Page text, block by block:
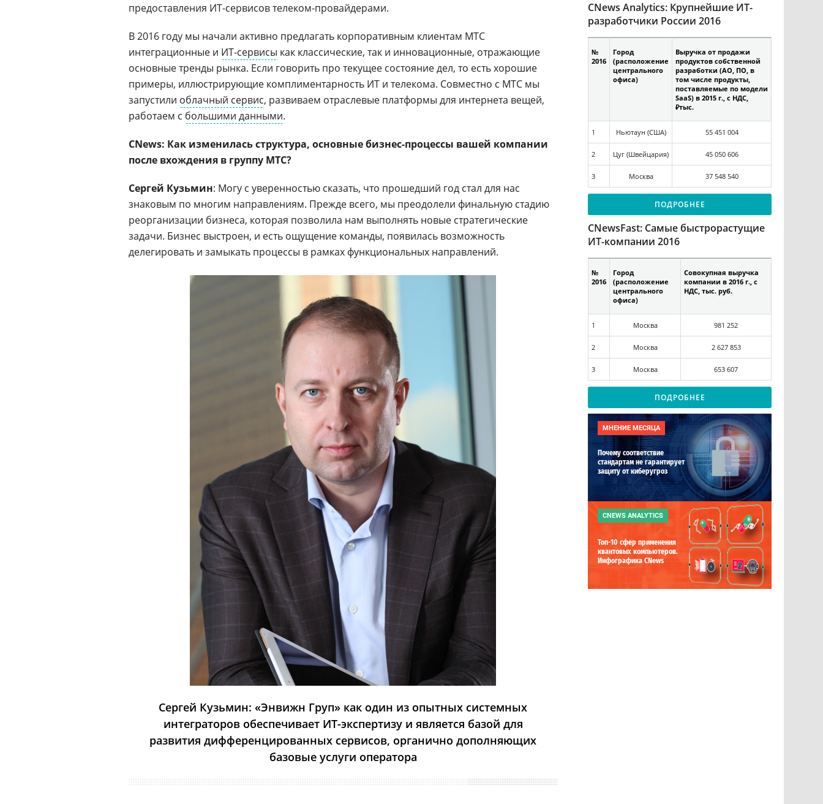
предоставления ИТ-сервисов телеком-провайдерами.
В 2016 году мы начали активно предлагать корпоративным клиентам МТС
интеграционные и ИТ-сервисы как классические, так и инновационные, отражающие
основные тренды рынка. Если говорить про текущее состояние дел, то есть хорошие
примеры, иллюстрирующие комплиментарность ИТ и телекома. Совместно с МТС мы
запустили облачный сервис, развиваем отраслевые платформы для интернета вещей,
работаем с большими данными.
CNews: Как изменилась структура, основные бизнес-процессы вашей компании
после вхождения в группу МТС?
Сергей Кузьмин: Могу с уверенностью сказать, что прошедший год стал для нас
знаковым по многим направлениям. Прежде всего, мы преодолели финальную стадию
реорганизации бизнеса, которая позволила нам выполнять новые стратегические
задачи. Бизнес выстроен, и есть ощущение команды, появилась возможность
делегировать и замыкать процессы в рамках функциональных направлений.
Сергей Кузьмин: «Энвижн Груп» как один из опытных системных
интеграторов обеспечивает ИТ-экспертизу и является базой для
развития дифференцированных сервисов, органично дополняющих
базовые услуги оператора
CNews Analytics: Крупнейшие ИТ-
разработчики России 2016
№
2016
Город
(расположение
центрального
офиса)
Выручка от продажи
продуктов собственной
разработки (АО, ПО, в
том числе продукты,
поставляемые по модели
SaaS) в 2015 г., с НДС,
₽тыс.
1 Ньютаун (США) 55 451 004
2 Цуг (Швейцария) 45 050 606
3 Москва 37 548 540
ПОДРОБНЕЕ
CNewsFast: Самые быстрорастущие
ИТ-компании 2016
№
2016
Город
(расположение
центрального
офиса)
Совокупная выручка
компании в 2016 г., c
НДС, тыс. руб.
1 Москва 981 252
2 Москва 2 627 853
3 Москва 653 607
ПОДРОБНЕЕ
МНЕНИЕ МЕСЯЦА
Почему соответствие
стандартам не гарантирует
защиту от киберугроз
CNEWS ANALYTICS
Топ-10 сфер применения
квантовых компьютеров.
Инфографика CNews